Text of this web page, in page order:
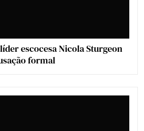
escocesa Nicola Sturgeon
formal